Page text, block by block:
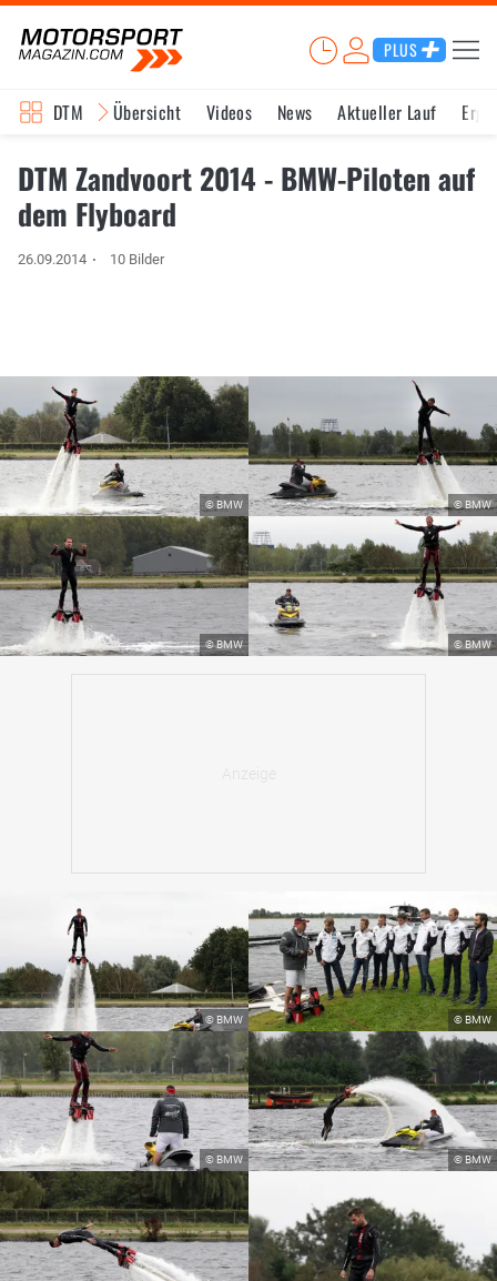
PLUS
DTM Übersicht Videos News Aktueller Lauf
DTM Zandvoort 2014 - BMW-Piloten auf
dem Flyboard
26.09.2014 10 Bilder